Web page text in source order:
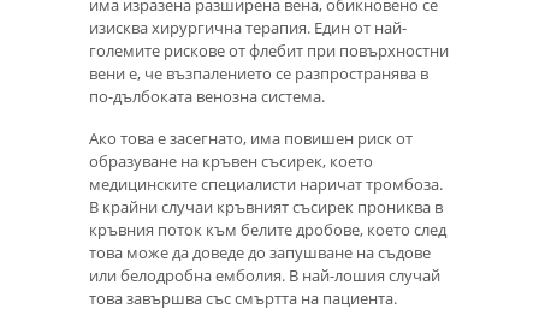
има изразена разширена вена, обикновено се
изисква хирургична терапия. Един от най-
големите рискове от флебит при повърхностни
вени е, че възпалението се разпространява в
по-дълбоката венозна система.
Ако това е засегнато, има повишен риск от
образуване на кръвен съсирек, което
медицинските специалисти наричат ​​тромбоза.
В крайни случаи кръвният съсирек прониква в
кръвния поток към белите дробове, което след
това може да доведе до запушване на съдове
или белодробна емболия. В най-лошия случай
това завършва със смъртта на пациента.